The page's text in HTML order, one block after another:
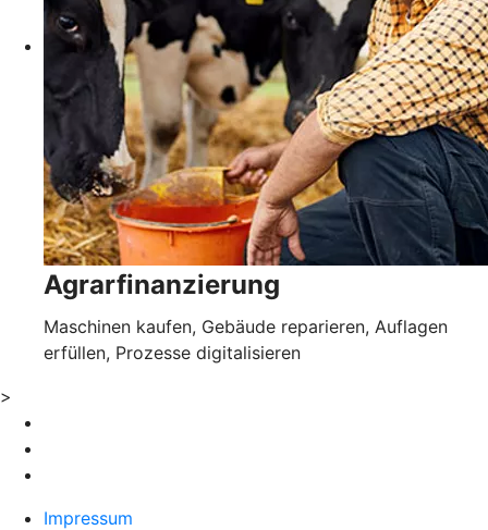
Agrarfinanzierung
Maschinen kaufen, Gebäude reparieren, Auflagen
erfüllen, Prozesse digitalisieren
>
Impressum